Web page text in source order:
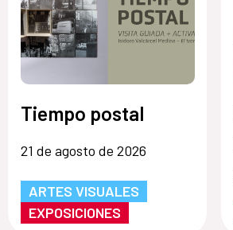
Tiempo postal
21 de agosto de 2026
ARTES VISUALES
EXPOSICIONES